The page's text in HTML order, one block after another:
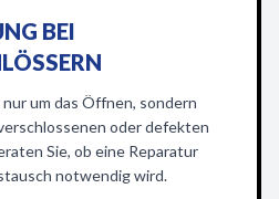
BEI
um das Öffnen, sondern
oder defekten
Sie, ob eine Reparatur
notwendig wird.